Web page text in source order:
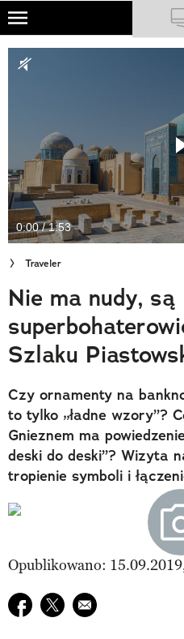
Skip
main
NATIONAL GEOGRAPHIC
Sklep
Newsletter
Cuda Polski
Wielki Konkurs Fotograficzny
Trendbook Podróżniczy
Polecane
0:00 / 1:53
Traveler
Nie ma nudy, są
Szlaku
Czy ornamenty na
to tylko „ładne wzory”?
Gnieznem ma
deski do deski”? Wizyta
tropienie symboli i
Opublikowano:
Udostępnij na facebook
Udostępnij na twitter
E-mail do